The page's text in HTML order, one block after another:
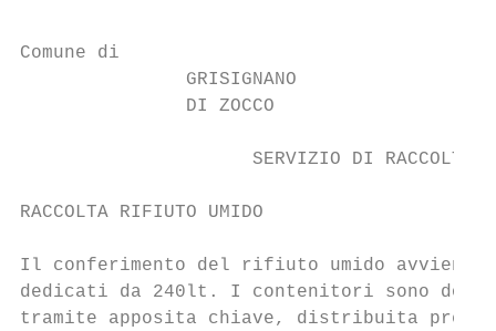
Comune di
               GRISIGNANO
               DI ZOCCO
SERVIZIO DI RACCOLTA
RACCOLTA RIFIUTO UMIDO
Il conferimento del rifiuto umido
dedicati da 240lt. I contenitori sono
tramite apposita chiave, distribuita